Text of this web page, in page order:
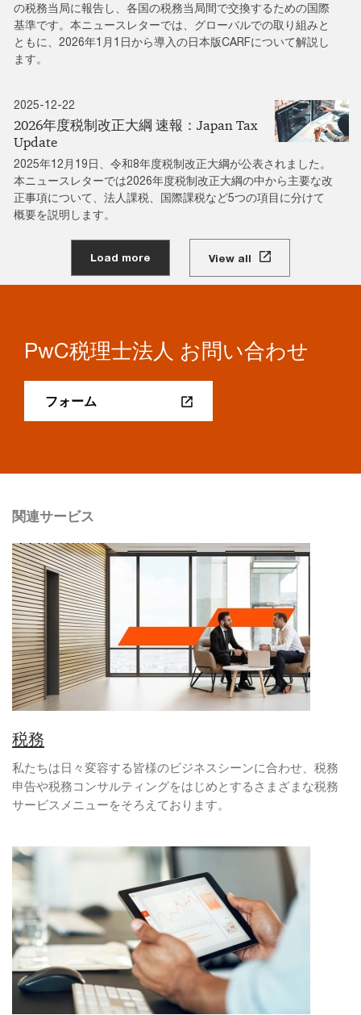
の税務当局に報告し、各国の税務当局間で交換するための国際
基準です。本ニュースレターでは、グローバルでの取り組みと
ともに、2026年1月1日から導入の日本版CARFについて解説し
ます。
2025-12-22
2026年度税制改正大綱 速報：Japan Tax
Update
2025年12月19日、令和8年度税制改正大綱が公表されました。
本ニュースレターでは2026年度税制改正大綱の中から主要な改
正事項について、法人課税、国際課税など5つの項目に分けて
概要を説明します。
Load more View all
PwC税理士法人 お問い合わせ
フォーム
関連サービス
税務
私たちは日々変容する皆様のビジネスシーンに合わせ、税務
申告や税務コンサルティングをはじめとするさまざまな税務
サービスメニューをそろえております。